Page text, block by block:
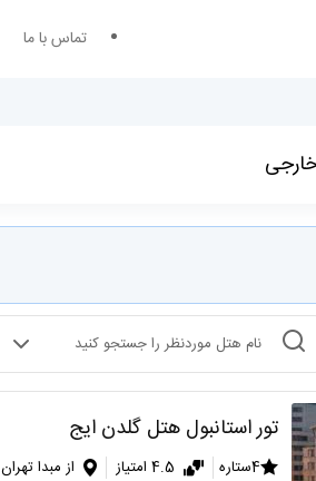
تماس با ما
انتخاب هتل
تور استانبول هتل گلدن ایج
4ستاره 4.5 امتیاز از مبدا تهران